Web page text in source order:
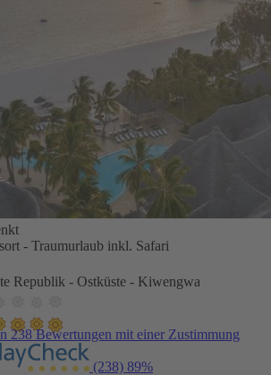
- Traumurlaub inkl. Safari
Republik - Ostküste - Kiwengwa
238 Bewertungen mit einer Zustimmung
(238) 89%